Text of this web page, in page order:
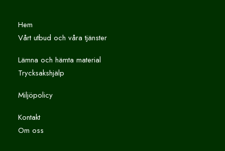
Hem
Vårt utbud och våra tjänster
Lämna och hämta material
Trycksakshjälp
Miljöpolicy
Kontakt
Om oss